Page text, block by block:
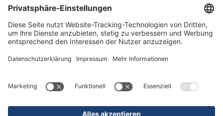
Impressum
Datenschutz
Sitemap